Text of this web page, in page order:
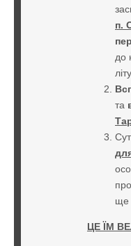
п.
до
та
ще
ЦЕ ЇМ